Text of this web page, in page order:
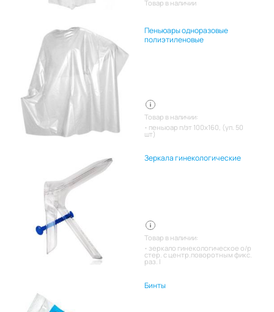
Товар в наличии
Пеньюары одноразовые
полиэтиленовые
Товар в наличии:
пеньюар п/эт 100х160, (уп. 50
шт)
Зеркала гинекологические
Товар в наличии:
зеркало гинекологическое о/р
стер. с центр.поворотным фикс.
раз. l
Бинты